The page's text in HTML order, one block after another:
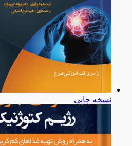
نسخه چاپی